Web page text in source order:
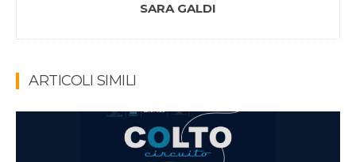
SARA GALDI
ARTICOLI SIMILI